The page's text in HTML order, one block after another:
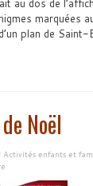
au dos de
marquées
plan de Saint-
Noël
Activités enfants et